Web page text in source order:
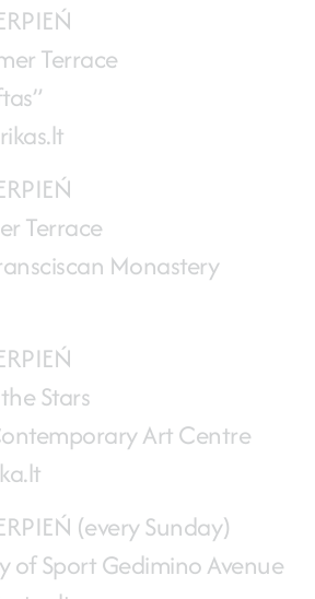
Terrace
Terrace
Monastery
Stars
Art Centre
(every Sunday)
of Sport Gedimino Avenue